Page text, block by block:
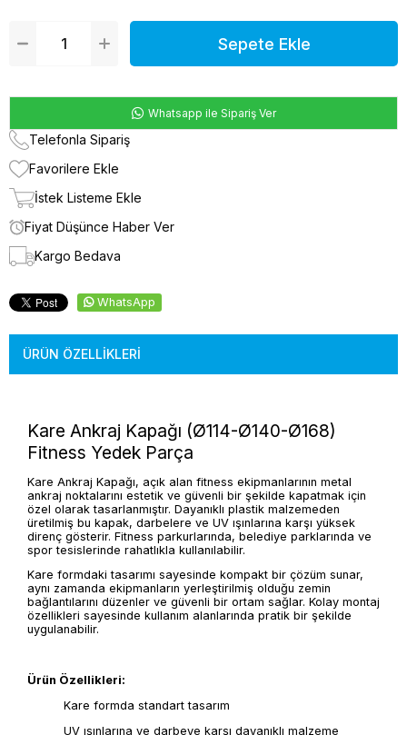
Whatsapp ile Sipariş Ver
Telefonla Sipariş
Favorilere Ekle
İstek Listeme Ekle
Fiyat Düşünce Haber Ver
Kargo Bedava
WhatsApp
ÜRÜN ÖZELLIKLERI
Kare Ankraj Kapağı (Ø114-Ø140-Ø168)
Fitness Yedek Parça
Kare Ankraj Kapağı, açık alan fitness ekipmanlarının metal
ankraj noktalarını estetik ve güvenli bir şekilde kapatmak için
özel olarak tasarlanmıştır. Dayanıklı plastik malzemeden
üretilmiş bu kapak, darbelere ve UV ışınlarına karşı yüksek
direnç gösterir. Fitness parkurlarında, belediye parklarında ve
spor tesislerinde rahatlıkla kullanılabilir.
Kare formdaki tasarımı sayesinde kompakt bir çözüm sunar,
aynı zamanda ekipmanların yerleştirilmiş olduğu zemin
bağlantılarını düzenler ve güvenli bir ortam sağlar. Kolay montaj
özellikleri sayesinde kullanım alanlarında pratik bir şekilde
uygulanabilir.
Ürün Özellikleri:
Kare formda standart tasarım
UV ışınlarına ve darbeye karşı dayanıklı malzeme